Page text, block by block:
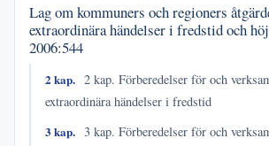
Lag om kommuners och regioners
extraordinära händelser i fredstid och
2006:544
2 kap. 2 kap. Förberedelser för och
extraordinära händelser i fredstid
3 kap. 3 kap. Förberedelser för och